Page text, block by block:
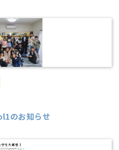
のお知らせ